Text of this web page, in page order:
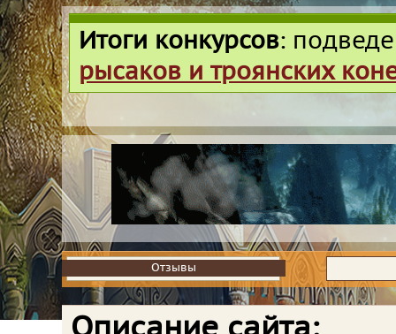
Итоги конкурсов:
рысаков и троянских
Отзывы
Отзывы